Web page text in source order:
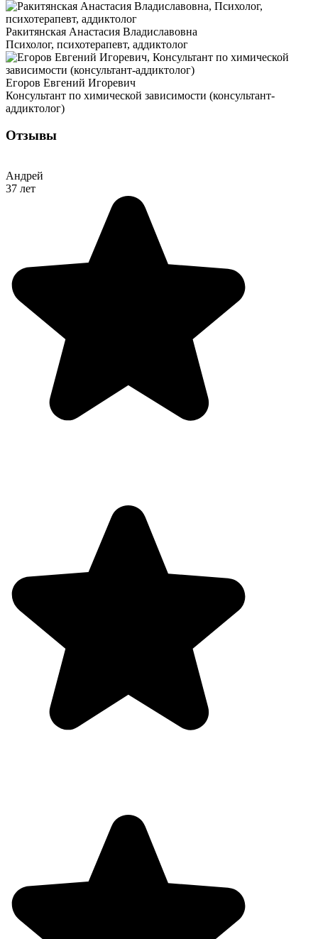
Ракитянская Анастасия Владиславовна
Психолог, психотерапевт, аддиктолог
Егоров Евгений Игоревич
Консультант по химической зависимости (консультант-
аддиктолог)
Отзывы
Андрей
37 лет